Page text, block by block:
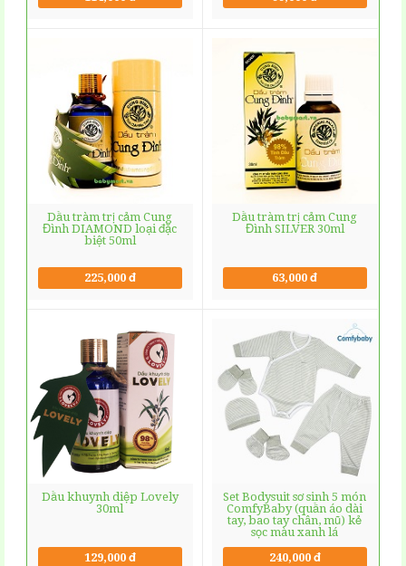
Dầu tràm trị cảm Cung
Đình DIAMOND loại đặc
biệt 50ml
225,000 đ
Dầu tràm trị cảm Cung
Đình SILVER 30ml
63,000 đ
Dầu khuynh diệp Lovely
30ml
129,000 đ
Set Bodysuit sơ sinh 5 món
ComfyBaby (quần áo dài
tay, bao tay chân, mũ) kẻ
sọc màu xanh lá
240,000 đ